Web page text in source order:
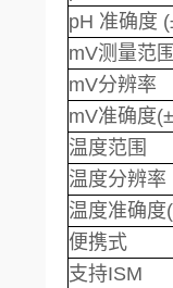
pH 准确度
mV测量范
mV分辨率
mV准确度
温度范围
温度分辨率
温度准确度
便携式
支持ISM